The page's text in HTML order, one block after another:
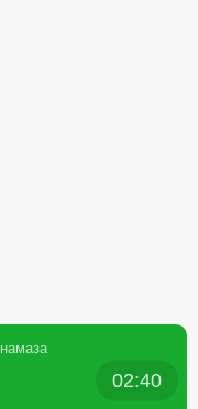
02:40